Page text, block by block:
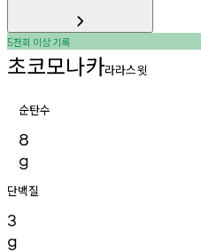
5천회 이상기록
초코모나카라라스윗
순탄수
8
g
단백질
3
g